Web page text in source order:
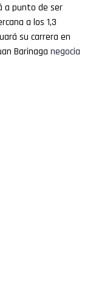
a punto de ser
a los 1,3
su carrera en
Barinaga negocia